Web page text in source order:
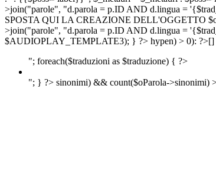
>join("parole", "d.parola = p.ID AND d.lingua =
SPOSTA QUI LA CREAZIONE DELL'OGGETTO
>join("parole", "d.parola = p.ID AND d.lingua =
$AUDIOPLAY_TEMPLATE3); } ?> hypen) > 0): ?>[]
"; foreach($traduzioni as $traduzione) { ?>
"; } ?> sinonimi) && count($oParola->sinonimi)